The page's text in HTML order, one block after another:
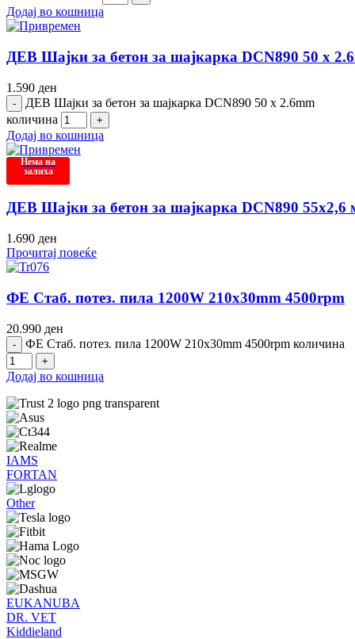
Додај во кошница
ДЕВ Шајки за бетон за шајкарка DCN890 50 x
1.590 ден
ДЕВ Шајки за бетон за шајкарка DCN890 50 x 2.6mm
количина
Додај во кошница
Нема на
залиха
ДЕВ Шајки за бетон за шајкарка DCN890 55х2,6
1.690 ден
Прочитај повеќе
ФЕ Стаб. потез. пила 1200W 210x30mm 4500rpm
20.990 ден
ФЕ Стаб. потез. пила 1200W 210x30mm 4500rpm количина
Додај во кошница
IAMS
FORTAN
Other
EUKANUBA
DR. VET
Kiddieland